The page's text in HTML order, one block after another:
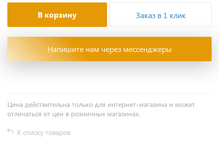
В корзину Заказ в 1 клик
Напишите нам через мессенджеры
Цена действительна только для интернет-магазина и может
отличаться от цен в розничных магазинах.
К списку товаров